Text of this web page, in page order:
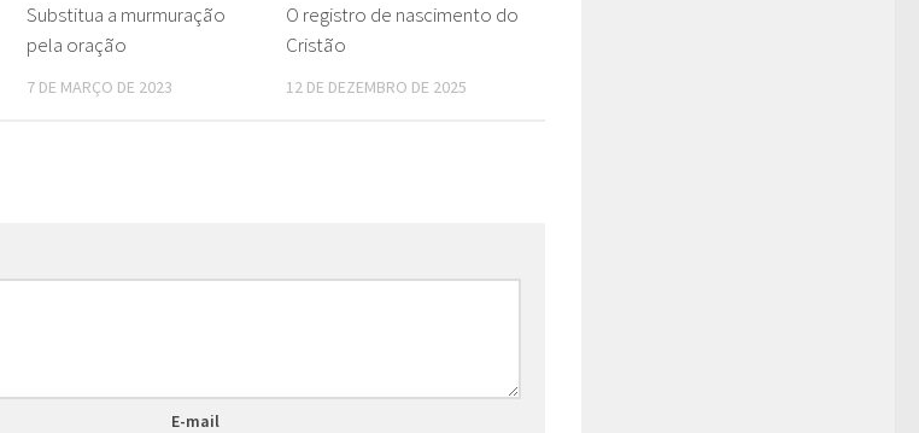
Substitua a murmuração
pela oração
7 DE MARÇO DE 2023
O registro de nascimento do
Cristão
12 DE DEZEMBRO DE 2025
E-mail